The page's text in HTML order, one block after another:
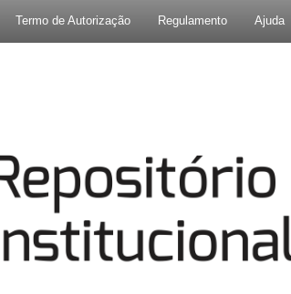
Termo de Autorização Regulamento Ajuda